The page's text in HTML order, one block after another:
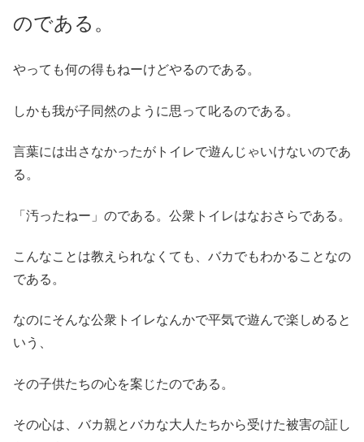
のである。
やっても何の得もねーけどやるのである。
しかも我が子同然のように思って叱るのである。
言葉には出さなかったがトイレで遊んじゃいけないのであ
る。
「汚ったねー」のである。公衆トイレはなおさらである。
こんなことは教えられなくても、バカでもわかることなの
である。
なのにそんな公衆トイレなんかで平気で遊んで楽しめると
いう、
その子供たちの心を案じたのである。
その心は、バカ親とバカな大人たちから受けた被害の証し